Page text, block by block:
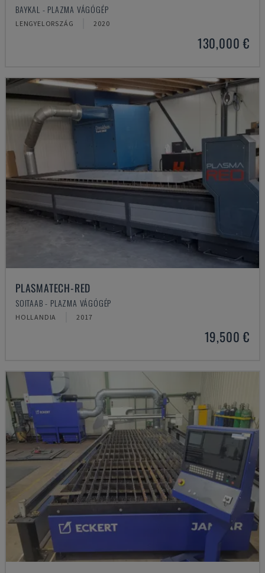
BAYKAL - PLAZMA VÁGÓGÉP
LENGYELORSZÁG 2020
130,000 €
PLASMATECH-RED
SOITAAB - PLAZMA VÁGÓGÉP
HOLLANDIA 2017
19,500 €